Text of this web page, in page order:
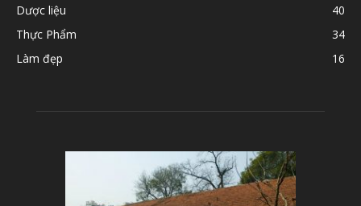
Dược liệu
40
Thực Phẩm
34
Làm đẹp
16